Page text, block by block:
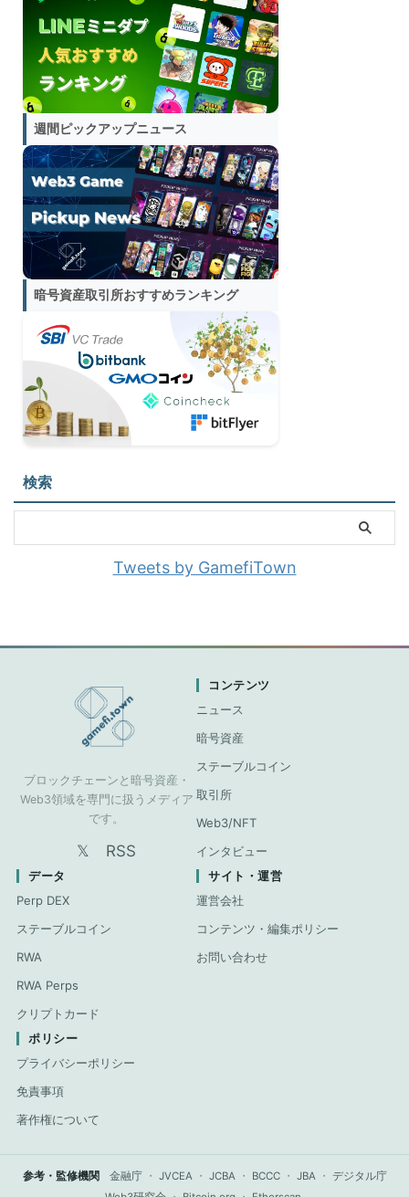
週間ピックアップニュース
暗号資産取引所おすすめランキング
検索
Tweets by GamefiTown
ブロックチェーンと暗号資産・
Web3領域を専門に扱うメディア
です。
𝕏 RSS
コンテンツ
ニュース
暗号資産
ステーブルコイン
取引所
Web3/NFT
インタビュー
データ
Perp DEX
ステーブルコイン
RWA
RWA Perps
クリプトカード
サイト・運営
運営会社
コンテンツ・編集ポリシー
お問い合わせ
ポリシー
プライバシーポリシー
免責事項
著作権について
参考・監修機関 金融庁 ・ JVCEA ・ JCBA ・ BCCC ・ JBA ・ デジタル庁